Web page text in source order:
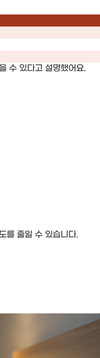
수 있다고 설명했어요.
를 줄일 수 있습니다.